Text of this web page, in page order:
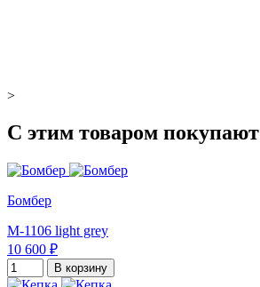
>
С этим товаром покупают
Бомбер
M-1106 light grey
10 600 ₽
В корзину